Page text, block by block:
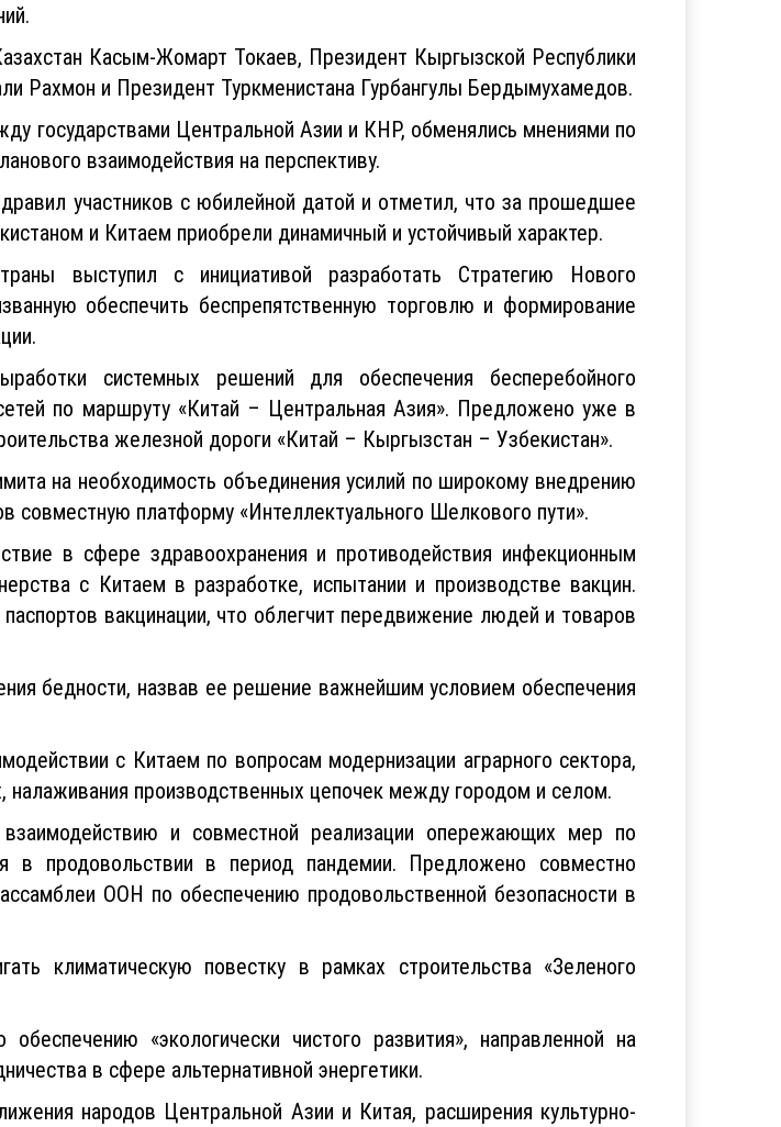
Касым-Жомарт Токаев, Президент Кыргызской Республики
Рахмон и Президент Туркменистана Гурбангулы Бердымухамедов.
государствами Центральной Азии и КНР, обменялись мнениями по
взаимодействия на перспективу.
участников с юбилейной датой и отметил, что за прошедшее
и Китаем приобрели динамичный и устойчивый характер.
выступил с инициативой разработать Стратегию Нового
обеспечить беспрепятственную торговлю и формирование
системных решений для обеспечения бесперебойного
по маршруту «Китай – Центральная Азия». Предложено уже в
железной дороги «Китай – Кыргызстан – Узбекистан».
на необходимость объединения усилий по широкому внедрению
платформу «Интеллектуального Шелкового пути».
в сфере здравоохранения и противодействия инфекционным
с Китаем в разработке, испытании и производстве вакцин.
вакцинации, что облегчит передвижение людей и товаров
бедности, назвав ее решение важнейшим условием обеспечения
с Китаем по вопросам модернизации аграрного сектора,
производственных цепочек между городом и селом.
и совместной реализации опережающих мер по
в продовольствии в период пандемии. Предложено совместно
ООН по обеспечению продовольственной безопасности в
климатическую повестку в рамках строительства «Зеленого
«экологически чистого развития», направленной на
в сфере альтернативной энергетики.
народов Центральной Азии и Китая, расширения культурно-